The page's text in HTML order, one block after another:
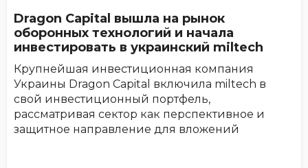
Dragon Capital вышла на рынок
оборонных технологий и начала
инвестировать в украинский miltech
Крупнейшая инвестиционная компания
Украины Dragon Capital включила miltech в
свой инвестиционный портфель,
рассматривая сектор как перспективное и
защитное направление для вложений